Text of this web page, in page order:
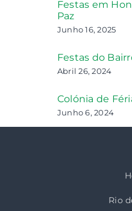
Festas em
Paz
Junho 16, 2025
Festas do
Abril 26, 2024
Colónia de
Junho 6, 2024
Rio